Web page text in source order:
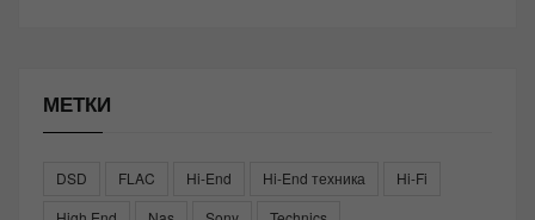
МЕТКИ
DSD FLAC Hi-End Hi-End техника
Hi-Fi